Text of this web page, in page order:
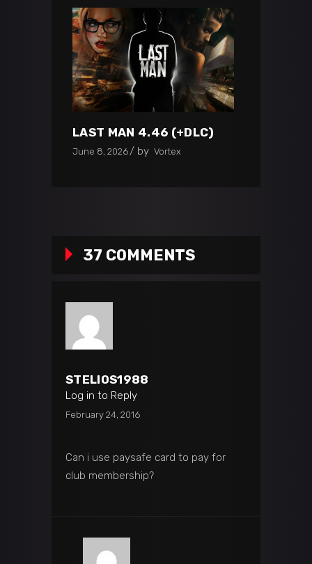
LAST MAN 4.46 (+DLC)
June 8, 2026 by Vortex
37 COMMENTS
STELIOS1988
Log in to Reply
February 24, 2016
Can i use paysafe card to pay for
club membership?